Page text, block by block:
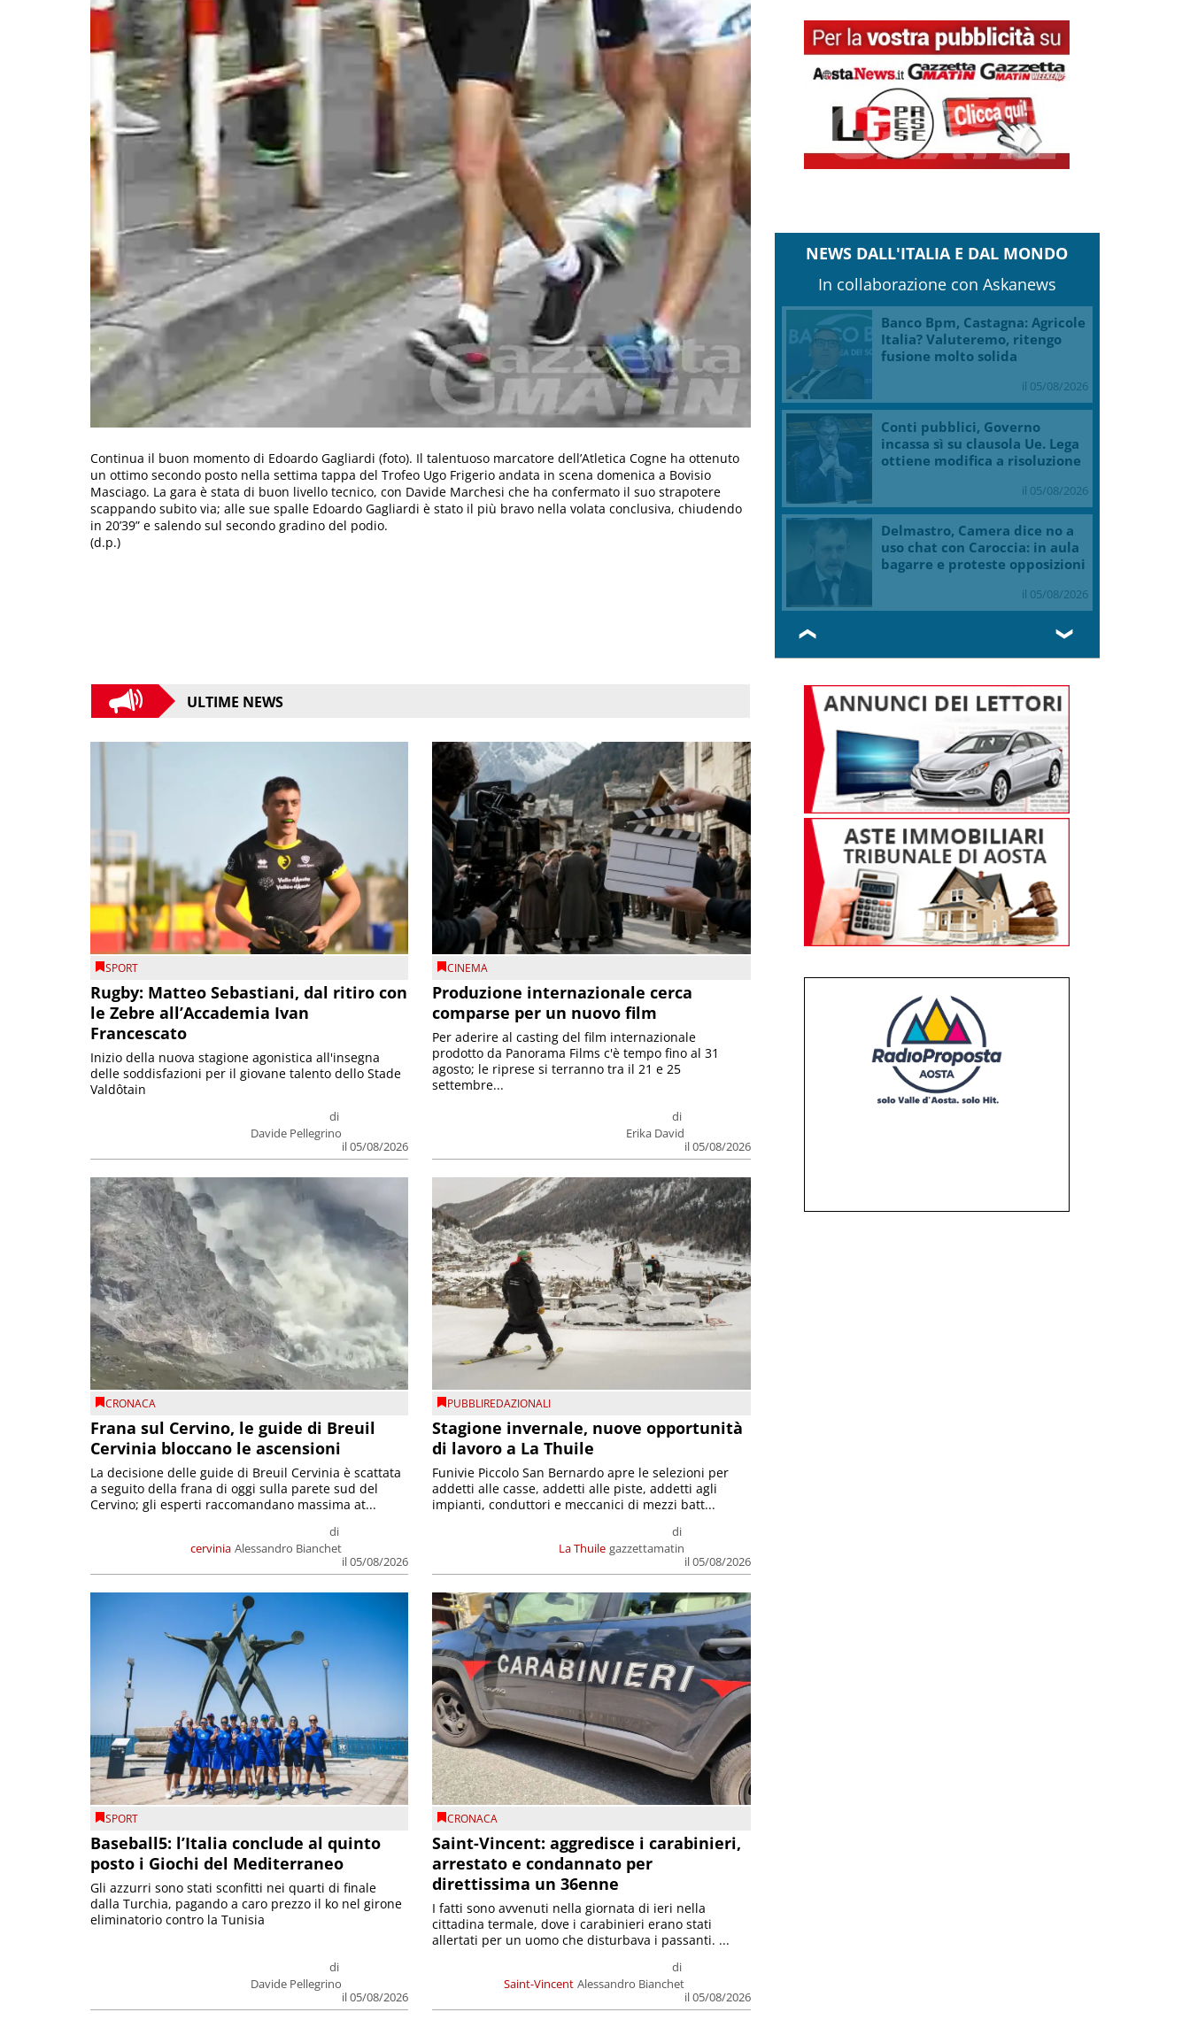
Continua il buon momento di Edoardo Gagliardi (foto). Il talentuoso marcatore dell’Atletica Cogne ha ottenuto
un ottimo secondo posto nella settima tappa del Trofeo Ugo Frigerio andata in scena domenica a Bovisio
Masciago. La gara è stata di buon livello tecnico, con Davide Marchesi che ha confermato il suo strapotere
scappando subito via; alle sue spalle Edoardo Gagliardi è stato il più bravo nella volata conclusiva, chiudendo
in 20’39” e salendo sul secondo gradino del podio.
(d.p.)
ULTIME NEWS
SPORT
Rugby: Matteo Sebastiani, dal ritiro con
le Zebre all’Accademia Ivan
Francescato
di
Davide Pellegrino
il 05/08/2026
Inizio della nuova stagione agonistica all'insegna
delle soddisfazioni per il giovane talento dello Stade
Valdôtain
CINEMA
Produzione internazionale cerca
comparse per un nuovo film
di
Erika David
il 05/08/2026
Per aderire al casting del film internazionale
prodotto da Panorama Films c'è tempo fino al 31
agosto; le riprese si terranno tra il 21 e 25
settembre...
CRONACA
Frana sul Cervino, le guide di Breuil
Cervinia bloccano le ascensioni
cervinia
di
Alessandro Bianchet
il 05/08/2026
La decisione delle guide di Breuil Cervinia è scattata
a seguito della frana di oggi sulla parete sud del
Cervino; gli esperti raccomandano massima at...
PUBBLIREDAZIONALI
Stagione invernale, nuove opportunità
di lavoro a La Thuile
La Thuile
di
gazzettamatin
il 05/08/2026
Funivie Piccolo San Bernardo apre le selezioni per
addetti alle casse, addetti alle piste, addetti agli
impianti, conduttori e meccanici di mezzi batt...
SPORT
Baseball5: l’Italia conclude al quinto
posto i Giochi del Mediterraneo
di
Davide Pellegrino
il 05/08/2026
Gli azzurri sono stati sconfitti nei quarti di finale
dalla Turchia, pagando a caro prezzo il ko nel girone
eliminatorio contro la Tunisia
CRONACA
Saint-Vincent: aggredisce i carabinieri,
arrestato e condannato per
direttissima un 36enne
Saint-Vincent
di
Alessandro Bianchet
il 05/08/2026
I fatti sono avvenuti nella giornata di ieri nella
cittadina termale, dove i carabinieri erano stati
allertati per un uomo che disturbava i passanti. ...
NEWS DALL'ITALIA E DAL MONDO
In collaborazione con Askanews
Banco Bpm, Castagna: Agricole
Italia? Valuteremo, ritengo
fusione molto solida
il 05/08/2026
Conti pubblici, Governo
incassa sì su clausola Ue. Lega
ottiene modifica a risoluzione
il 05/08/2026
Delmastro, Camera dice no a
uso chat con Caroccia: in aula
bagarre e proteste opposizioni
il 05/08/2026
❮ ❯